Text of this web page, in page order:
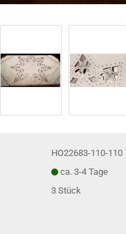
HO22683-110-110
ca. 3-4 Tage
3Stück